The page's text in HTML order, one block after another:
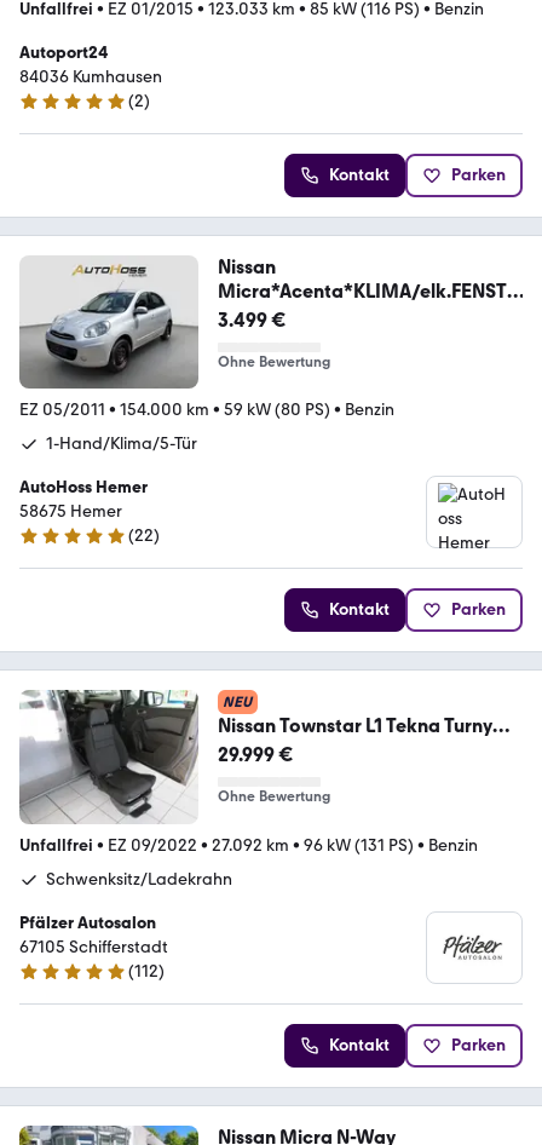
Unfallfrei • EZ 01/2015 • 123.033 km • 85 kW (116 PS) • Benzin
Autoport24
84036 Kumhausen
5 Sterne
(2)
Kontakt Parken
Nissan
Micra*Acenta*KLIMA/elk.FENSTE
RHEBER/1-HAND
3.499 €
Ohne Bewertung
EZ 05/2011 • 154.000 km • 59 kW (80 PS) • Benzin
1-Hand/Klima/5-Tür
AutoHoss Hemer
58675 Hemer
4.8 Sterne
(22)
Kontakt Parken
NEU
Nissan Townstar L1 Tekna Turny
Schwenksitz/Ladekrahn
29.999 €
Ohne Bewertung
Unfallfrei • EZ 09/2022 • 27.092 km • 96 kW (131 PS) • Benzin
Schwenksitz/Ladekrahn
Pfälzer Autosalon
67105 ­­­Schifferstadt
5 Sterne
(112)
Kontakt Parken
Nissan Micra N-Way